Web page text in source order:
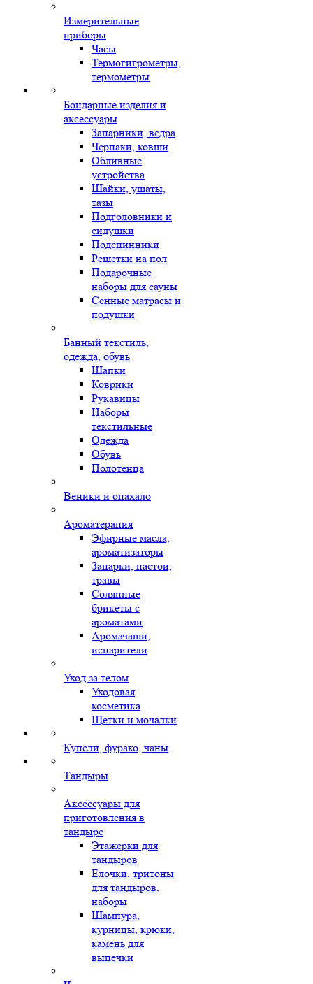
Измерительные
приборы
Часы
Термогигрометры,
термометры
Бондарные изделия и
аксессуары
Запарники, ведра
Черпаки, ковши
Обливные
устройства
Шайки, ушаты,
тазы
Подголовники и
сидушки
Подспинники
Решетки на пол
Подарочные
наборы для сауны
Сенные матрасы и
подушки
Банный текстиль,
одежда, обувь
Шапки
Коврики
Рукавицы
Наборы
текстильные
Одежда
Обувь
Полотенца
Веники и опахало
Ароматерапия
Эфирные масла,
ароматизаторы
Запарки, настои,
травы
Солянные
брикеты с
ароматами
Аромачаши,
испарители
Уход за телом
Уходовая
косметика
Щетки и мочалки
Купели, фурако, чаны
Тандыры
Аксессуары для
приготовления в
тандыре
Этажерки для
тандыров
Елочки, тритоны
для тандыров,
наборы
Шампура,
курницы, крюки,
камень для
выпечки